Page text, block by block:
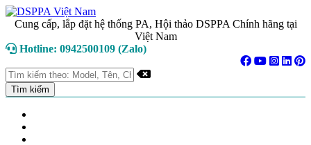
Cung cấp, lắp đặt hệ thống PA, Hội thảo DSPPA Chính hãng tại
Việt Nam
Hotline: 0942500109 (Zalo)